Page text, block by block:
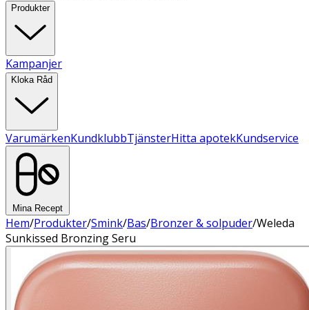
Produkter
Kampanjer
Kloka Råd
VarumärkenKundklubbTjänsterHitta apotekKundservice
Mina Recept
Hem/Produkter/Smink/Bas/Bronzer & solpuder/Weleda
Sunkissed Bronzing Seru